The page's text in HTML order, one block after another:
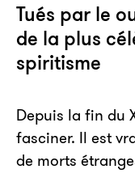
Tués par le
de la plus
spiritisme
Depuis la fin du
fasciner. Il est
de morts